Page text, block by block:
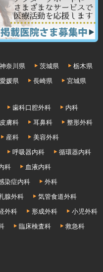
神奈川県 茨城県
栃木県
愛媛県 長崎県
宮城県
歯科口腔外科
内科
皮膚科 耳鼻科
整形外科
産科
美容外科
呼吸器内科
循環器内科
科
血液内科
染症内科
外科
腺外科
気管食道外科
外科 形成外科
小児外科
臨床検査科
救急科